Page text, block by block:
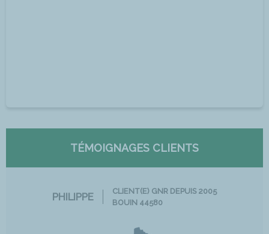
TÉMOIGNAGES CLIENTS
PHILIPPE
CLIENT(E) GNR DEPUIS 2005
BOUIN 44580